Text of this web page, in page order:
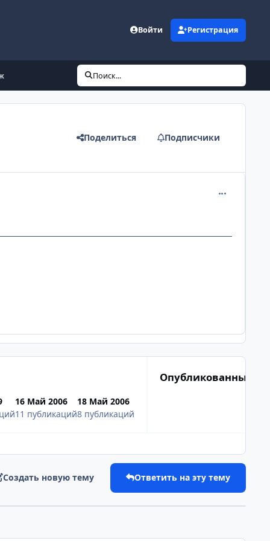
Войти Регистрация
Поиск...
Поделиться Подписчики
16 Май 2006
11 публикаций
18 Май 2006
8 публикаций
Опубликованные
Создать новую тему Ответить на эту тему